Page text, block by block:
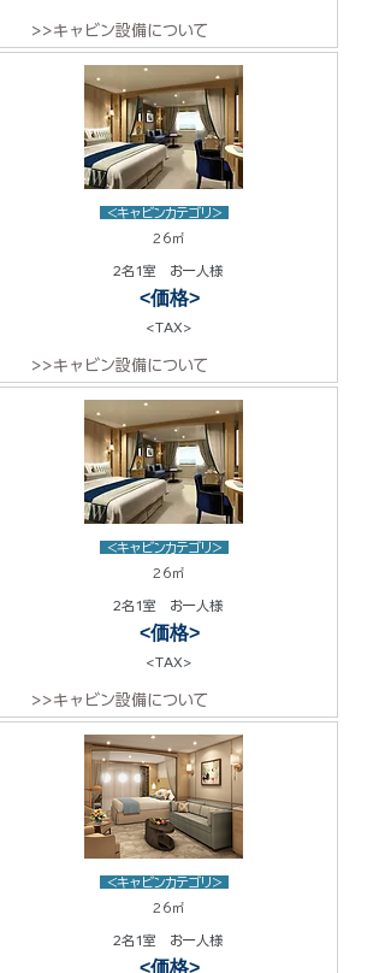
>>キャビン設備について
<キャビンカテゴリ>
26㎡
2名1室 お一人様
<価格>
<TAX>
>>キャビン設備について
<キャビンカテゴリ>
26㎡
2名1室 お一人様
<価格>
<TAX>
>>キャビン設備について
<キャビンカテゴリ>
26㎡
2名1室 お一人様
<価格>